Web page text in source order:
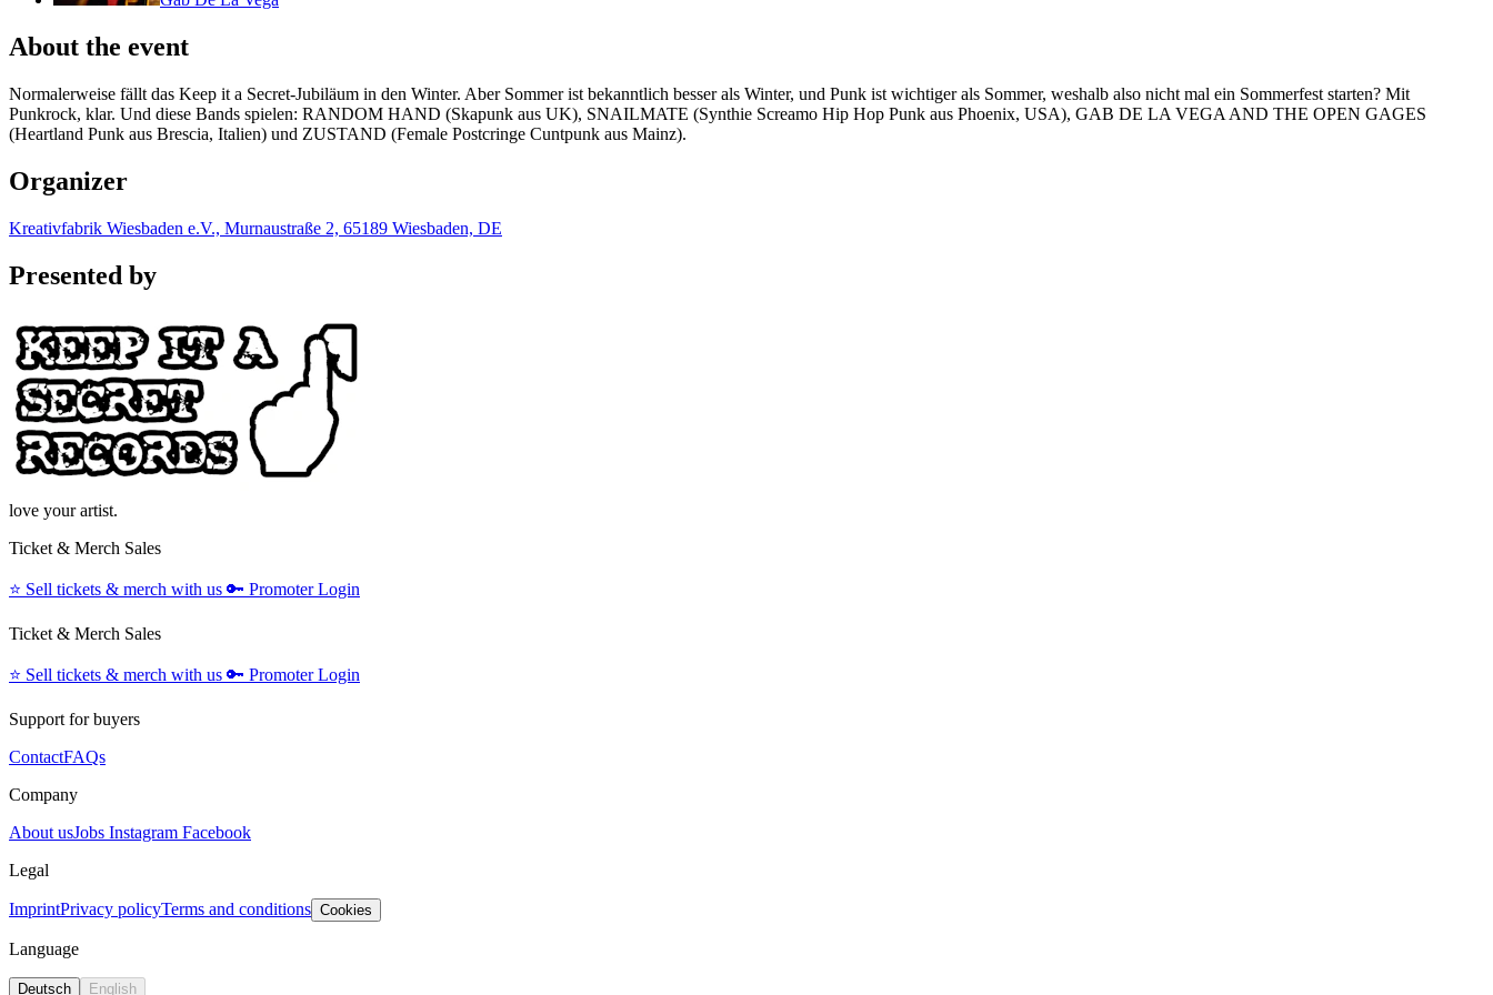
About the event
Normalerweise fällt das Keep it a Secret-Jubiläum in den Winter. Aber Sommer ist bekanntlich besser als Winter, und Punk ist wichtiger als Sommer, weshalb also nicht mal ein Sommerfest starten? Mit
Punkrock, klar. Und diese Bands spielen: RANDOM HAND (Skapunk aus UK), SNAILMATE (Synthie Screamo Hip Hop Punk aus Phoenix, USA), GAB DE LA VEGA AND THE OPEN GAGES
(Heartland Punk aus Brescia, Italien) und ZUSTAND (Female Postcringe Cuntpunk aus Mainz).
Organizer
Kreativfabrik Wiesbaden e.V., Murnaustraße 2, 65189 Wiesbaden, DE
Presented by
love your artist.
Ticket & Merch Sales
⭐️ Sell tickets & merch with us 🔑 Promoter Login
Ticket & Merch Sales
⭐️ Sell tickets & merch with us 🔑 Promoter Login
Support for buyers
ContactFAQs
Company
About usJobs Instagram Facebook
Legal
ImprintPrivacy policyTerms and conditions Cookies
Language
Deutsch English